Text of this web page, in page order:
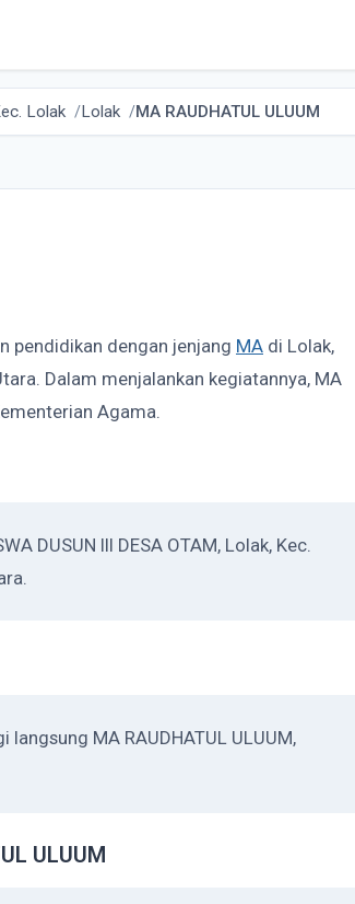
Lolak Lolak MA RAUDHATUL ULUUM
pendidikan dengan jenjang MA di Lolak,
Dalam menjalankan kegiatannya, MA
Agama.
DUSUN III DESA OTAM, Lolak, Kec.
MA RAUDHATUL ULUUM,
ULUUM